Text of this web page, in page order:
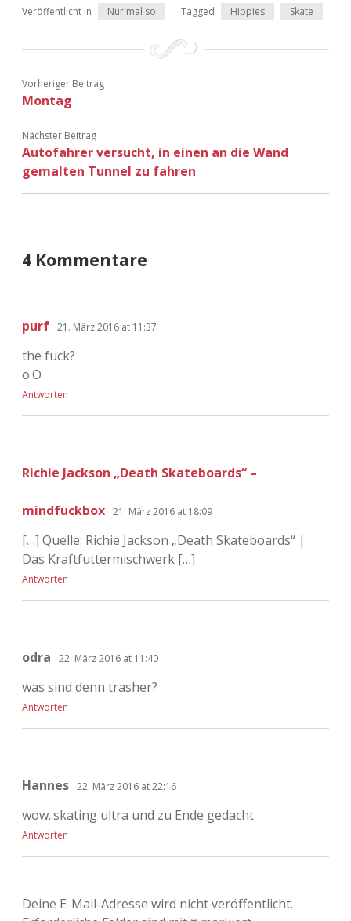
Veröffentlicht in Nur mal so Tagged Hippies Skate
Vorheriger Beitrag
Montag
Nächster Beitrag
Autofahrer versucht, in einen an die Wand
gemalten Tunnel zu fahren
4 Kommentare
purf 21. März 2016 at 11:37
the fuck?
o.O
Antworten
Richie Jackson „Death Skateboards“ –
mindfuckbox 21. März 2016 at 18:09
[…] Quelle: Richie Jackson „Death Skateboards“ |
Das Kraftfuttermischwerk […]
Antworten
odra 22. März 2016 at 11:40
was sind denn trasher?
Antworten
Hannes 22. März 2016 at 22:16
wow..skating ultra und zu Ende gedacht
Antworten
Deine E-Mail-Adresse wird nicht veröffentlicht.